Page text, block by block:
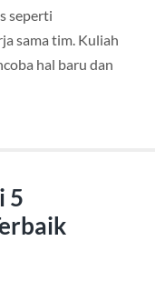
seperti
sama tim. Kuliah
hal baru dan
5